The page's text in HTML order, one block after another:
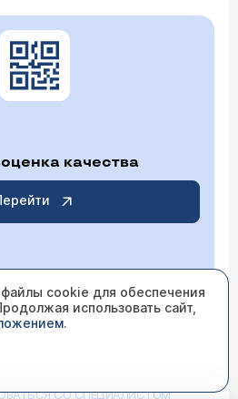
качества
НЕОБХОДИМО
СО СПЕЦИАЛИСТОМ
файлы cookie для обеспечения
использовать сайт,
.